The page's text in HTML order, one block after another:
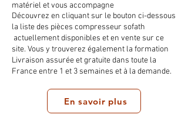
matériel et vous accompagne
Découvrez en cliquant sur le bouton ci-dessous
la liste des pièces compresseur sofath
actuellement disponibles et en vente sur ce
site. Vous y trouverez également la formation
Livraison assurée et gratuite dans toute la
France entre 1 et 3 semaines et à la demande.
En savoir plus